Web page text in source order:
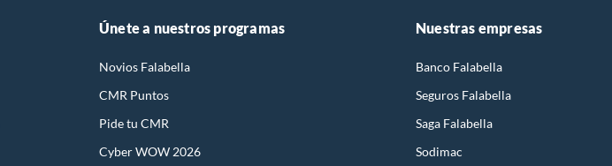
Únete a nuestros programas
Novios Falabella
CMR Puntos
Pide tu CMR
Cyber WOW 2026
Nuestras empresas
Banco Falabella
Seguros Falabella
Saga Falabella
Sodimac